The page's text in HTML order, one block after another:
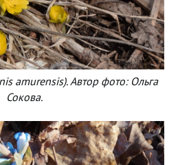
amurensis). Автор фото: Ольга
Сокова.